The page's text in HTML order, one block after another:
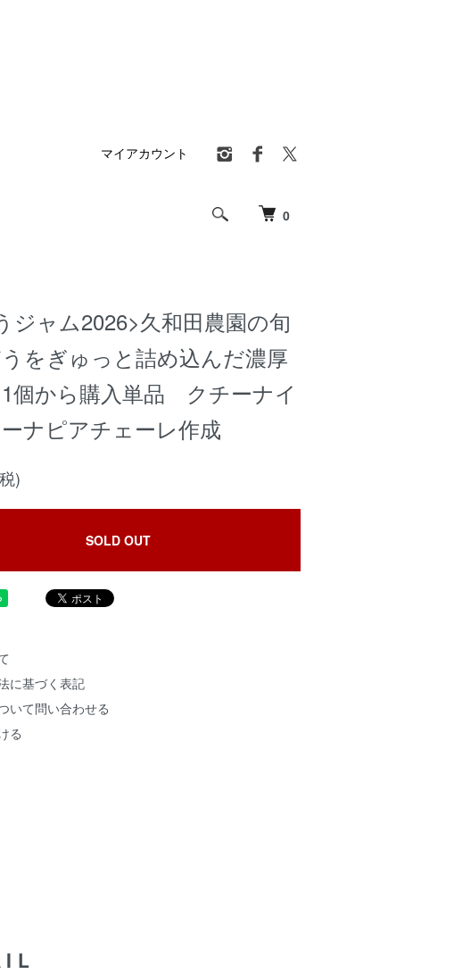
0
マイアカウント
ジャム2026>久和田農園の旬
をぎゅっと詰め込んだ濃厚
個から購入単品 クチーナイ
ナピアチェーレ作成
)
SOLD OUT
に基づく表記
いて問い合わせる
る